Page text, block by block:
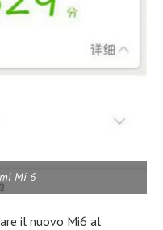
Mi 6
il nuovo Mi6 al